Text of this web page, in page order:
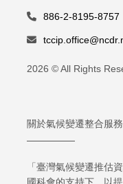
886-2-8195-8757
2026 © All Rights
關於氣候變遷整合服
「臺灣氣候變遷推估